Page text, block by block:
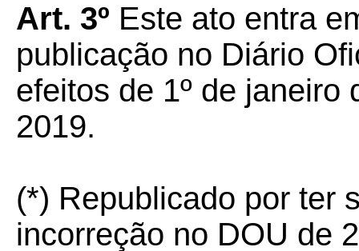
Art. 3º Este ato entra
publicação no Diário
efeitos de 1º de janeiro
2019.
(*) Republicado por ter
incorreção no DOU de